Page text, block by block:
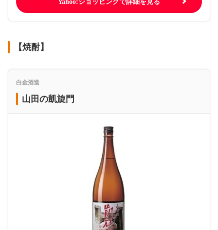
Yahoo!ショッピングで詳細を見る
【焼酎】
白金酒造
山田の凱旋門